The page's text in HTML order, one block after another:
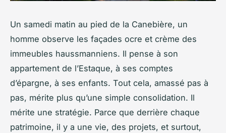
Un samedi matin au pied de la Canebière, un
homme observe les façades ocre et crème des
immeubles haussmanniens. Il pense à son
appartement de l’Estaque, à ses comptes
d’épargne, à ses enfants. Tout cela, amassé pas à
pas, mérite plus qu’une simple consolidation. Il
mérite une stratégie. Parce que derrière chaque
patrimoine, il y a une vie, des projets, et surtout,